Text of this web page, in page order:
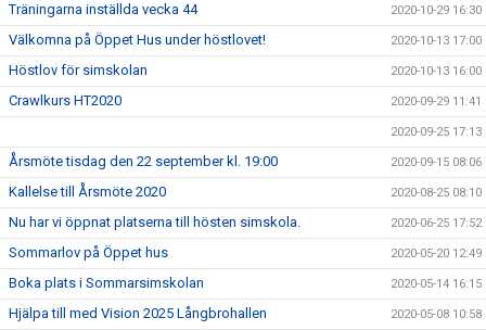
Träningarna inställda vecka 44 2020-10-29 16:30
Välkomna på Öppet Hus under höstlovet! 2020-10-13 17:00
Höstlov för simskolan 2020-10-13 16:00
Crawlkurs HT2020 2020-09-29 11:41
2020-09-25 17:13
Årsmöte tisdag den 22 september kl. 19:00 2020-09-15 08:06
Kallelse till Årsmöte 2020 2020-08-25 08:10
Nu har vi öppnat platserna till hösten simskola. 2020-06-25 17:52
Sommarlov på Öppet hus 2020-05-20 12:49
Boka plats i Sommarsimskolan 2020-05-14 16:15
Hjälpa till med Vision 2025 Långbrohallen 2020-05-08 10:58